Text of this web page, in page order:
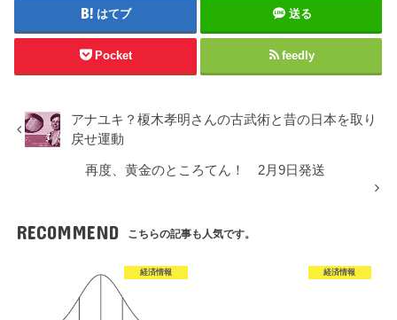
はてブ 送る
Pocket feedly
アナユキ？榎木孝明さんの古武術と昔の日本を取り
戻せ運動
再度、黄金のところてん！ 2月9日発送
RECOMMEND こちらの記事も人気です。
経済情報 経済情報